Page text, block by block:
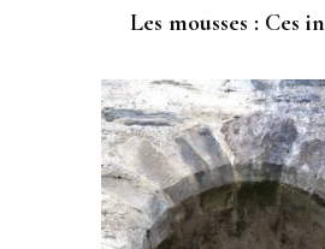
Les mousses : Ces